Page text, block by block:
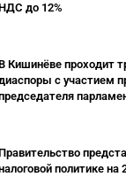
до 12%
Кишинёве проходит
с участием
политике на